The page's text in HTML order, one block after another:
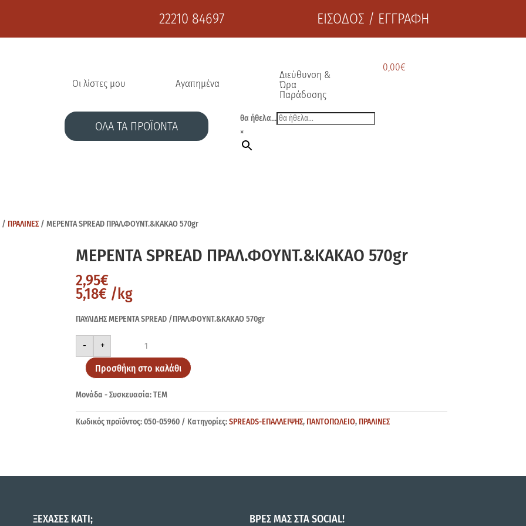
22210 84697 ΕΙΣΟΔΟΣ / ΕΓΓΡΑΦΗ
Οι λίστες μου Αγαπημένα
Διεύθυνση &
Ώρα
Παράδοσης
0,00€
ΟΛΑ ΤΑ ΠΡΟΪΟΝΤΑ
θα ήθελα...
×
/ ΠΡΑΛΙΝΕΣ / ΜΕΡΕΝΤΑ SPREAD ΠΡΑΛ.ΦΟΥΝΤ.&ΚΑΚΑΟ 570gr
ΜΕΡΕΝΤΑ SPREAD ΠΡΑΛ.ΦΟΥΝΤ.&ΚΑΚΑΟ 570gr
2,95€
5,18€ /kg
ΠΑΥΛΙΔΗΣ ΜΕΡΕΝΤΑ SPREAD /ΠΡΑΛ.ΦΟΥΝΤ.&ΚΑΚΑΟ 570gr
-
ΜΕΡΕΝΤΑ
ΠΡΑΛ.ΦΟΥΝΤ.&ΚΑΚΑΟ
570gr
ποσότητα
+
Προσθήκη στο καλάθι
Μονάδα - Συσκευασία: ΤΕΜ
Κωδικός προϊόντος:050-05960 Κατηγορίες:SPREADS-ΕΠΑΛΛΕΙΨΗΣ, ΠΑΝΤΟΠΩΛΕΙΟ, ΠΡΑΛΙΝΕΣ
ΞΕΧΑΣΕΣ ΚΑΤΙ; ΒΡΕΣ ΜΑΣ ΣΤΑ SOCIAL!